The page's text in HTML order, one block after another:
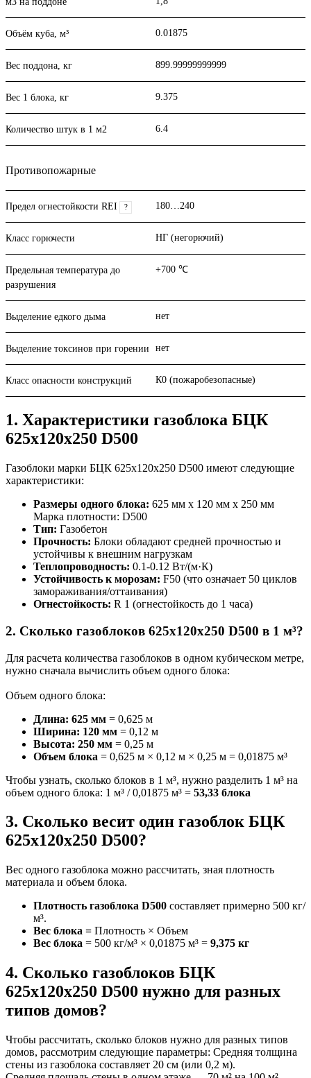
Объём куба, м³ 0.01875
Вес поддона, кг 899.99999999999
Вес 1 блока, кг 9.375
Количество штук в 1 м2 6.4
Противопожарные
Предел огнестойкости REI ? 180…240
Класс горючести НГ (негорючий)
Предельная температура до
разрушения
+700 ℃
Выделение едкого дыма нет
Выделение токсинов при горении нет
Класс опасности конструкций К0 (пожаробезопасные)
1. Характеристики газоблока БЦК
625х120х250 D500
Газоблоки марки БЦК 625х120х250 D500 имеют следующие
характеристики:
Размеры одного блока: 625 мм х 120 мм х 250 мм
Марка плотности: D500
Тип: Газобетон
Прочность: Блоки обладают средней прочностью и
устойчивы к внешним нагрузкам
Теплопроводность: 0.1-0.12 Вт/(м·К)
Устойчивость к морозам: F50 (что означает 50 циклов
замораживания/оттаивания)
Огнестойкость: R 1 (огнестойкость до 1 часа)
2. Сколько газоблоков 625х120х250 D500 в 1 м³?
Для расчета количества газоблоков в одном кубическом метре,
нужно сначала вычислить объем одного блока:
Объем одного блока:
Длина: 625 мм = 0,625 м
Ширина: 120 мм = 0,12 м
Высота: 250 мм = 0,25 м
Объем блока = 0,625 м × 0,12 м × 0,25 м = 0,01875 м³
Чтобы узнать, сколько блоков в 1 м³, нужно разделить 1 м³ на
объем одного блока: 1 м³ / 0,01875 м³ = 53,33 блока
3. Сколько весит один газоблок БЦК
625х120х250 D500?
Вес одного газоблока можно рассчитать, зная плотность
материала и объем блока.
Плотность газоблока D500 составляет примерно 500 кг/
м³.
Вес блока = Плотность × Объем
Вес блока = 500 кг/м³ × 0,01875 м³ = 9,375 кг
4. Сколько газоблоков БЦК
625х120х250 D500 нужно для разных
типов домов?
Чтобы рассчитать, сколько блоков нужно для разных типов
домов, рассмотрим следующие параметры: Средняя толщина
стены из газоблока составляет 20 см (или 0,2 м).